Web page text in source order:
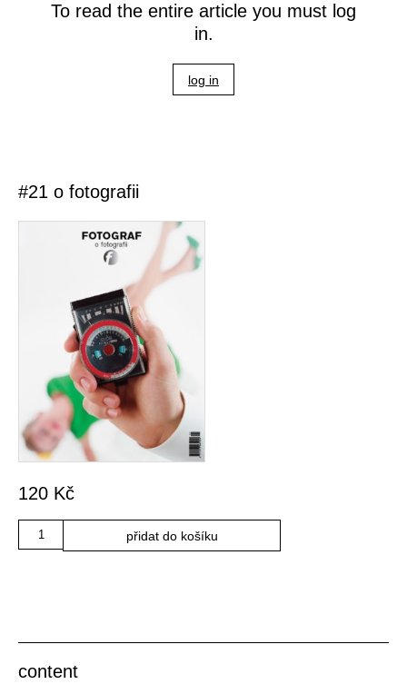
To read the entire article you must log
in.
log in
#21 o fotografii
120 Kč
Množství
přidat do košíku
content